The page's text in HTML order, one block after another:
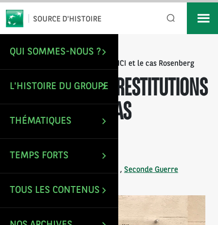
SOURCE D'HISTOIRE
QUI SOMMES-NOUS ?
L'HISTOIRE DU GROUPE
THÉMATIQUES
TEMPS FORTS
TOUS LES CONTENUS
ACCUEIL/ ARTICLES/
Spoliations et restitutions : la BNCI et le cas Rosenberg
SPOLIATIONS ET RESTITUTIONS
: LA BNCI ET LE CAS
ROSENBERG
Mise à jour le : 3 Nov 2025
, Seconde Guerre
Email